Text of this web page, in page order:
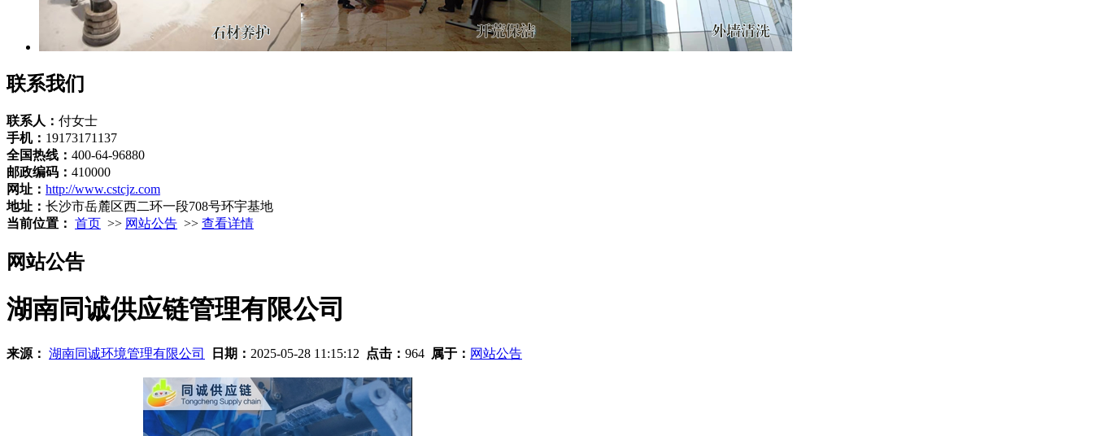
联系我们
联系人： 付女士
手机： 19173171137
全国热线： 400-64-96880
邮政编码： 410000
网址： http://www.cstcjz.com
地址： 长沙市岳麓区西二环一段708号环宇基地
当前位置： 首页 >> 网站公告 >> 查看详情
网站公告
湖南同诚供应链管理有限公司
来源： 湖南同诚环境管理有限公司 日期： 2025-05-28 11:15:12 点击： 964 属于： 网站公告